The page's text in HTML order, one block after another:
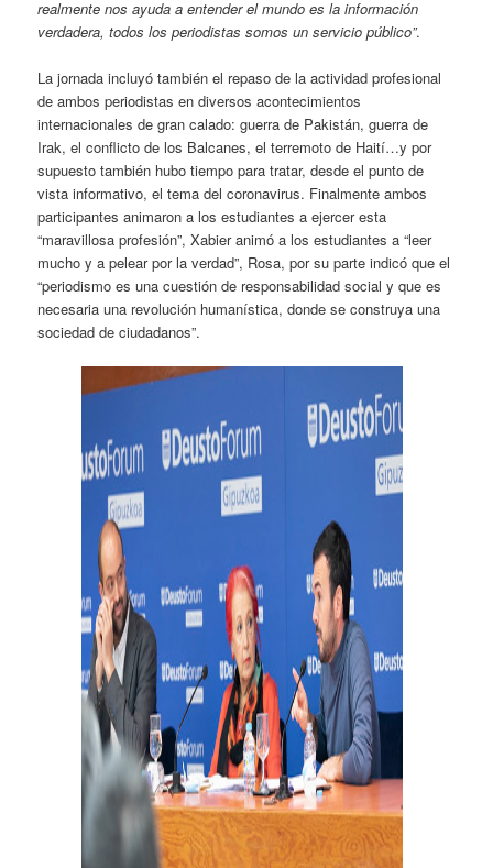
realmente nos ayuda a entender el mundo es la información
verdadera, todos los periodistas somos un servicio público”.
La jornada incluyó también el repaso de la actividad profesional
de ambos periodistas en diversos acontecimientos
internacionales de gran calado: guerra de Pakistán, guerra de
Irak, el conflicto de los Balcanes, el terremoto de Haití…y por
supuesto también hubo tiempo para tratar, desde el punto de
vista informativo, el tema del coronavirus. Finalmente ambos
participantes animaron a los estudiantes a ejercer esta
“maravillosa profesión”, Xabier animó a los estudiantes a “leer
mucho y a pelear por la verdad”, Rosa, por su parte indicó que el
“periodismo es una cuestión de responsabilidad social y que es
necesaria una revolución humanística, donde se construya una
sociedad de ciudadanos”.